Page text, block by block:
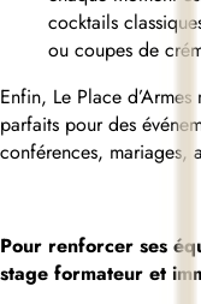
cocktails
ou coupes de
Enfin, Le Place
parfaits pour des
conférences, mariages,
Pour renforcer ses
stage formateur et